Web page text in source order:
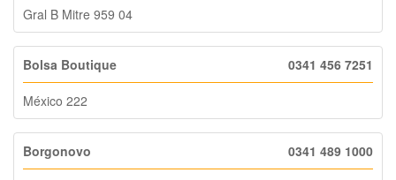
Gral B Mitre 959 04
Bolsa Boutique 0341 456 7251
México 222
Borgonovo 0341 489 1000